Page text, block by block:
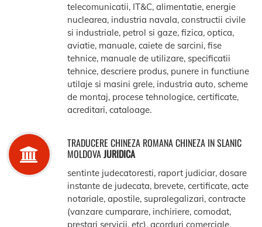
telecomunicatii, IT&C, alimentatie, energie
nuclearea, industria navala, constructii civile
si industriale, petrol si gaze, fizica, optica,
aviatie, manuale, caiete de sarcini, fise
tehnice, manuale de utilizare, specificatii
tehnice, descriere produs, punere in functiune
utilaje si masini grele, industria auto, scheme
de montaj, procese tehnologice, certificate,
acreditari, cataloage.
TRADUCERE CHINEZA ROMANA CHINEZA IN SLANIC
MOLDOVAJURIDICA
sentinte judecatoresti, raport judiciar, dosare
instante de judecata, brevete, certificate, acte
notariale, apostile, supralegalizari, contracte
(vanzare cumparare, inchiriere, comodat,
prestari servicii, etc), acorduri comerciale,